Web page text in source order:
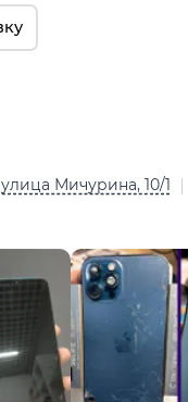
Мичурина, 10/1